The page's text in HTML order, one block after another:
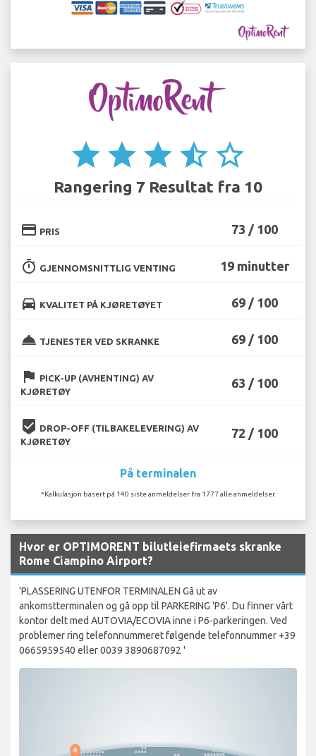
star star star star_half star_border
Rangering 7 Resultat fra 10
credit_card PRIS 73 / 100
timer GJENNOMSNITTLIG VENTING 19 minutter
directions_car KVALITET PÅ KJØRETØYET 69 / 100
room_service TJENESTER VED SKRANKE 69 / 100
flag PICK-UP (AVHENTING) AV
KJØRETØY
63 / 100
beenhere DROP-OFF (TILBAKELEVERING) AV
KJØRETØY
72 / 100
På terminalen
*Kalkulasjon basert på 140 siste anmeldelser fra 1777 alle anmeldelser.
Hvor er OPTIMORENT bilutleiefirmaets skranke
Rome Ciampino Airport?
'PLASSERING UTENFOR TERMINALEN Gå ut av
ankomstterminalen og gå opp til PARKERING 'P6'. Du finner vårt
kontor delt med AUTOVIA/ECOVIA inne i P6-parkeringen. Ved
problemer ring telefonnummeret følgende telefonnummer +39
0665959540 eller 0039 3890687092 '